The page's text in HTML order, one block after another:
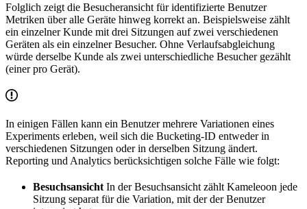
Folglich zeigt die Besucheransicht für identifizierte Benutzer
Metriken über alle Geräte hinweg korrekt an. Beispielsweise zählt
ein einzelner Kunde mit drei Sitzungen auf zwei verschiedenen
Geräten als ein einzelner Besucher. Ohne Verlaufsabgleichung
würde derselbe Kunde als zwei unterschiedliche Besucher gezählt
(einer pro Gerät).
In einigen Fällen kann ein Benutzer mehrere Variationen eines
Experiments erleben, weil sich die Bucketing-ID entweder in
verschiedenen Sitzungen oder in derselben Sitzung ändert.
Reporting und Analytics berücksichtigen solche Fälle wie folgt:
Besuchsansicht In der Besuchsansicht zählt Kameleoon jede
Sitzung separat für die Variation, mit der der Benutzer